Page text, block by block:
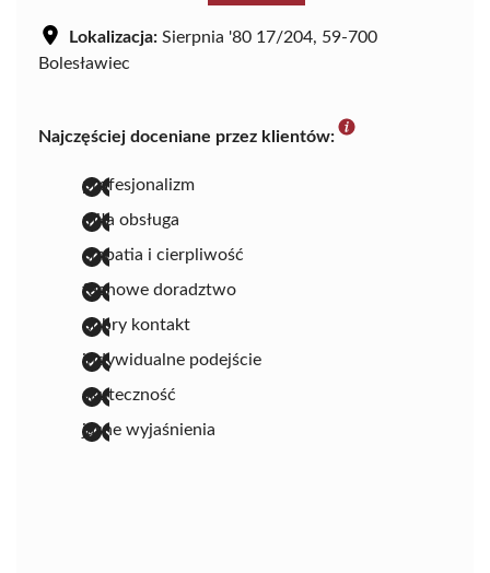
Lokalizacja: Sierpnia '80 17/204, 59-700
Bolesławiec
Najczęściej doceniane przez klientów:
profesjonalizm
miła obsługa
empatia i cierpliwość
fachowe doradztwo
dobry kontakt
indywidualne podejście
skuteczność
jasne wyjaśnienia